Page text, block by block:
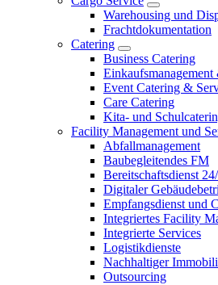
Warehousing und
Frachtdokumentation
Catering
Business Catering
Event Catering &
Care Catering
Kita- und
Facility Management und
Abfallmanagement
Baubegleitendes FM
Bereitschaftsdienst
Digitaler
Empfangsdienst und
Integriertes Facility
Integrierte Services
Logistikdienste
Nachhaltiger
Outsourcing